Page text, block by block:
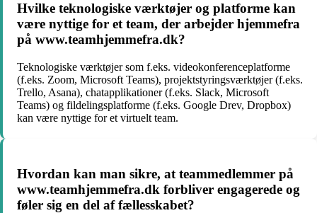
Hvilke teknologiske værktøjer og platforme kan
være nyttige for et team, der arbejder hjemmefra
på www.teamhjemmefra.dk?
Teknologiske værktøjer som f.eks. videokonferenceplatforme
(f.eks. Zoom, Microsoft Teams), projektstyringsværktøjer (f.eks.
Trello, Asana), chatapplikationer (f.eks. Slack, Microsoft
Teams) og fildelingsplatforme (f.eks. Google Drev, Dropbox)
kan være nyttige for et virtuelt team.
Hvordan kan man sikre, at teammedlemmer på
www.teamhjemmefra.dk forbliver engagerede og
føler sig en del af fællesskabet?